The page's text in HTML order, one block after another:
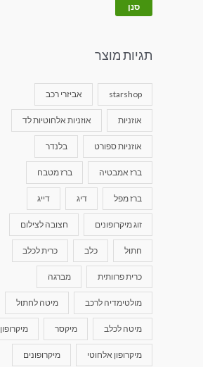
סנן
תגיות מוצר
starshop אביזרי רכב
אוזניות אוזניות אלחוטיות לד
אוזניות ספורט בלנדר
ברז אמבטיה ברז מטבח
ברז מפל דיג דייג
זוג מיקרופונים חצובה לצילום
חתול כלב כרית לכלב
כרית פרוותית מברגה
מולטימדיה לרכב מיטה לחתול
מיטה לכלב מיקסר מיקרופון
מיקרופון אלחוטי מיקרופונים